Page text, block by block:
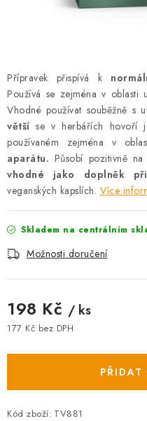
HODNOCENÍ OBCHODU
DOPRAVA PO OSTRAVĚ,
Kontakt Možnosti dopravy
Obchodní podmínky
Věrnostní slevy
Přípravek přispívá k
Používá se zejména v oblasti
Vhodné používat souběžně s
větší se v herbářích hovoří
používaném zejména v
aparátu. Působí pozitivně na
vhodné jako doplněk
veganských kapslích. Více
Skladem na centrálním
Možnosti doručení
198 Kč / ks
177 Kč bez DPH
PŘIDAT
Kód zboží: TV881